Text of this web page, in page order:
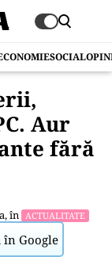
SOCIAL
Aur
fără
, în ACTUALITATE
în Google